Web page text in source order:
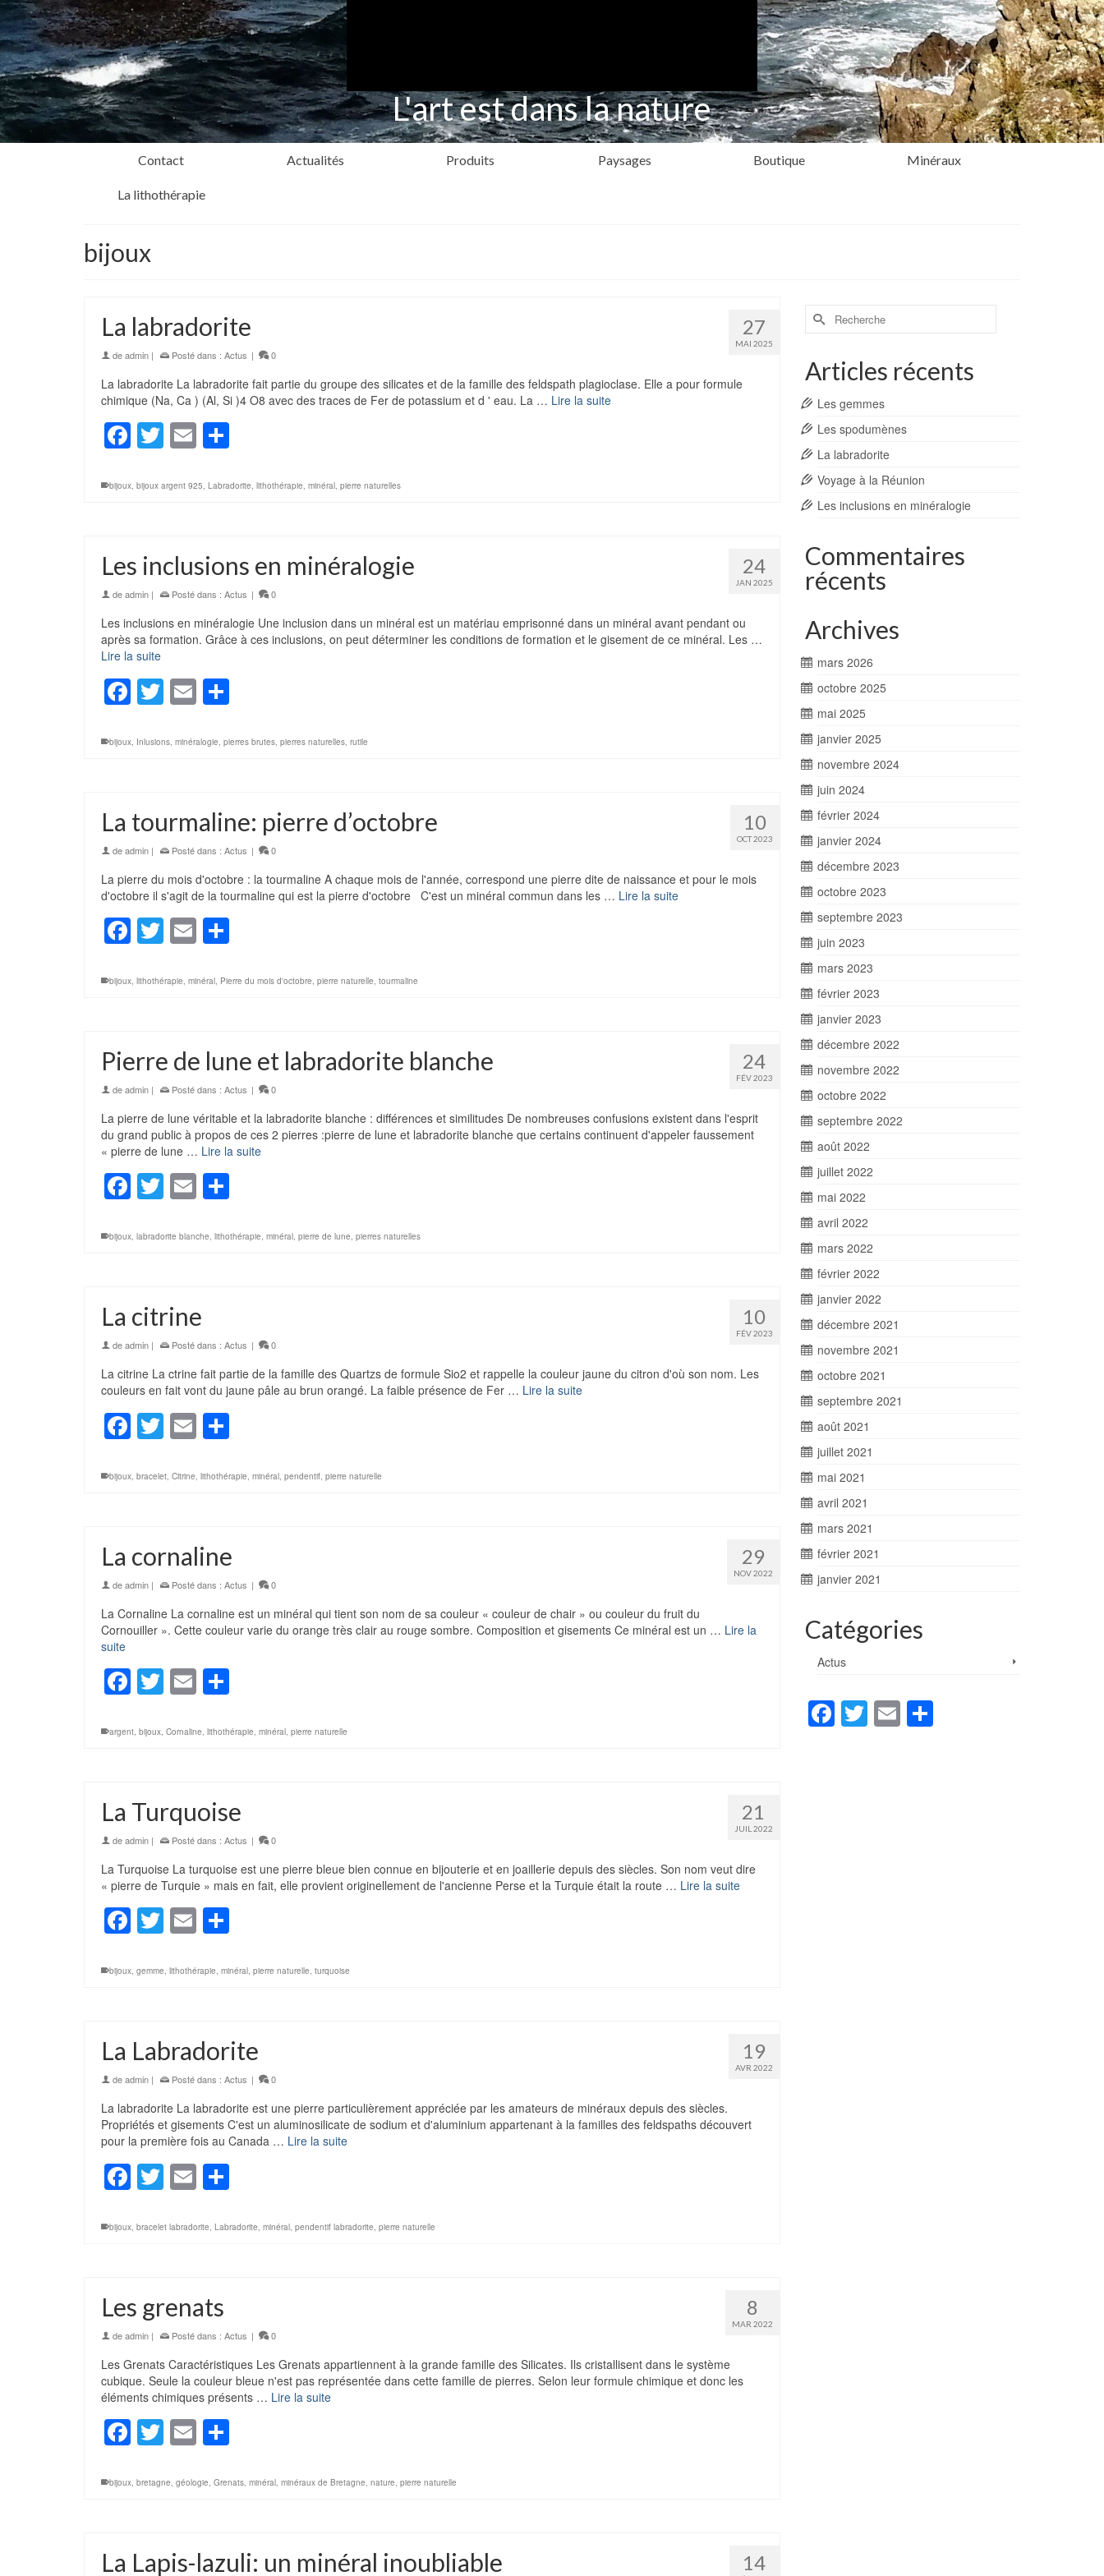
L'art est dans la nature
Contact Actualités Produits Paysages Boutique Minéraux
La lithothérapie
bijoux
27
MAI 2025
La labradorite
deadmin | Posté dans : Actus | 0
La labradorite La labradorite fait partie du groupe des silicates et de la famille des feldspath plagioclase. Elle a pour formule
chimique (Na, Ca ) (Al, Si )4 O8 avec des traces de Fer de potassium et d ' eau. La … Lire la suite
Facebook
Twitter
Email
bijoux, bijoux argent 925, Labradorite, lithothérapie, minéral, pierre naturelles
24
JAN 2025
Les inclusions en minéralogie
deadmin | Posté dans : Actus | 0
Les inclusions en minéralogie Une inclusion dans un minéral est un matériau emprisonné dans un minéral avant pendant ou
après sa formation. Grâce à ces inclusions, on peut déterminer les conditions de formation et le gisement de ce minéral. Les …
Lire la suite
Facebook
Twitter
Email
bijoux Inlusions minéralogie pierres brutes pierres naturelles rutile
10
OCT 2023
La tourmaline: pierre d’octobre
deadmin | Posté dans : Actus | 0
La pierre du mois d'octobre : la tourmaline A chaque mois de l'année, correspond une pierre dite de naissance et pour le mois
d'octobre il s'agit de la tourmaline qui est la pierre d'octobre C'est un minéral commun dans les … Lire la suite
Facebook
Twitter
Email
bijoux, lithothérapie, minéral, Pierre du mois d'octobre, pierre naturelle, tourmaline
24
FÉV 2023
Pierre de lune et labradorite blanche
deadmin | Posté dans : Actus | 0
La pierre de lune véritable et la labradorite blanche : différences et similitudes De nombreuses confusions existent dans l'esprit
du grand public à propos de ces 2 pierres :pierre de lune et labradorite blanche que certains continuent d'appeler faussement
« pierre de lune … Lire la suite
Facebook
Twitter
Email
bijoux, labradorite blanche, lithothérapie, minéral, pierre de lune, pierres naturelles
10
FÉV 2023
La citrine
deadmin | Posté dans : Actus | 0
La citrine La ctrine fait partie de la famille des Quartzs de formule Sio2 et rappelle la couleur jaune du citron d'où son nom. Les
couleurs en fait vont du jaune pâle au brun orangé. La faible présence de Fer … Lire la suite
Facebook
Twitter
Email
bijoux bracelet Citrine lithothérapie minéral pendentif pierre naturelle
29
NOV 2022
La cornaline
deadmin | Posté dans : Actus | 0
La Cornaline La cornaline est un minéral qui tient son nom de sa couleur « couleur de chair » ou couleur du fruit du
Cornouiller ». Cette couleur varie du orange très clair au rouge sombre. Composition et gisements Ce minéral est un … Lire la
suite
Facebook
Twitter
Email
argent, bijoux, Cornaline, lithothérapie, minéral, pierre naturelle
21
JUIL 2022
La Turquoise
deadmin | Posté dans : Actus | 0
La Turquoise La turquoise est une pierre bleue bien connue en bijouterie et en joaillerie depuis des siècles. Son nom veut dire
« pierre de Turquie » mais en fait, elle provient originellement de l'ancienne Perse et la Turquie était la route … Lire la suite
Facebook
Twitter
Email
bijoux, gemme, lithothérapie, minéral, pierre naturelle, turquoise
19
AVR 2022
La Labradorite
deadmin | Posté dans : Actus | 0
La labradorite La labradorite est une pierre particulièrement appréciée par les amateurs de minéraux depuis des siècles.
Propriétés et gisements C'est un aluminosilicate de sodium et d'aluminium appartenant à la familles des feldspaths découvert
pour la première fois au Canada … Lire la suite
Facebook
Twitter
Email
bijoux bracelet labradorite Labradorite minéral pendentif labradorite pierre naturelle
8
MAR 2022
Les grenats
deadmin | Posté dans : Actus | 0
Les Grenats Caractéristiques Les Grenats appartiennent à la grande famille des Silicates. Ils cristallisent dans le système
cubique. Seule la couleur bleue n'est pas représentée dans cette famille de pierres. Selon leur formule chimique et donc les
éléments chimiques présents … Lire la suite
Facebook
Twitter
Email
bijoux, bretagne, géologie, Grenats, minéral, minéraux de Bretagne, nature, pierre naturelle
14
La Lapis-lazuli: un minéral inoubliable
Rechercher :
Articles récents
Les gemmes
Les spodumènes
La labradorite
Voyage à la Réunion
Les inclusions en minéralogie
Commentaires
récents
Archives
mars 2026
octobre 2025
mai 2025
janvier 2025
novembre 2024
juin 2024
février 2024
janvier 2024
décembre 2023
octobre 2023
septembre 2023
juin 2023
mars 2023
février 2023
janvier 2023
décembre 2022
novembre 2022
octobre 2022
septembre 2022
août 2022
juillet 2022
mai 2022
avril 2022
mars 2022
février 2022
janvier 2022
décembre 2021
novembre 2021
octobre 2021
septembre 2021
août 2021
juillet 2021
mai 2021
avril 2021
mars 2021
février 2021
janvier 2021
Catégories
Actus
Facebook
Twitter
EmailPartager